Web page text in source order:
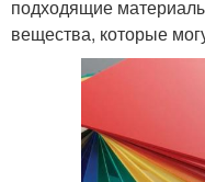
подходящие
вещества, которые